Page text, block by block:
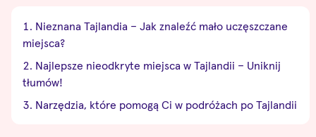
Nieznana Tajlandia – Jak znaleźć mało uczęszczane
miejsca?
Najlepsze nieodkryte miejsca w Tajlandii – Uniknij
tłumów!
Narzędzia, które pomogą Ci w podróżach po Tajlandii